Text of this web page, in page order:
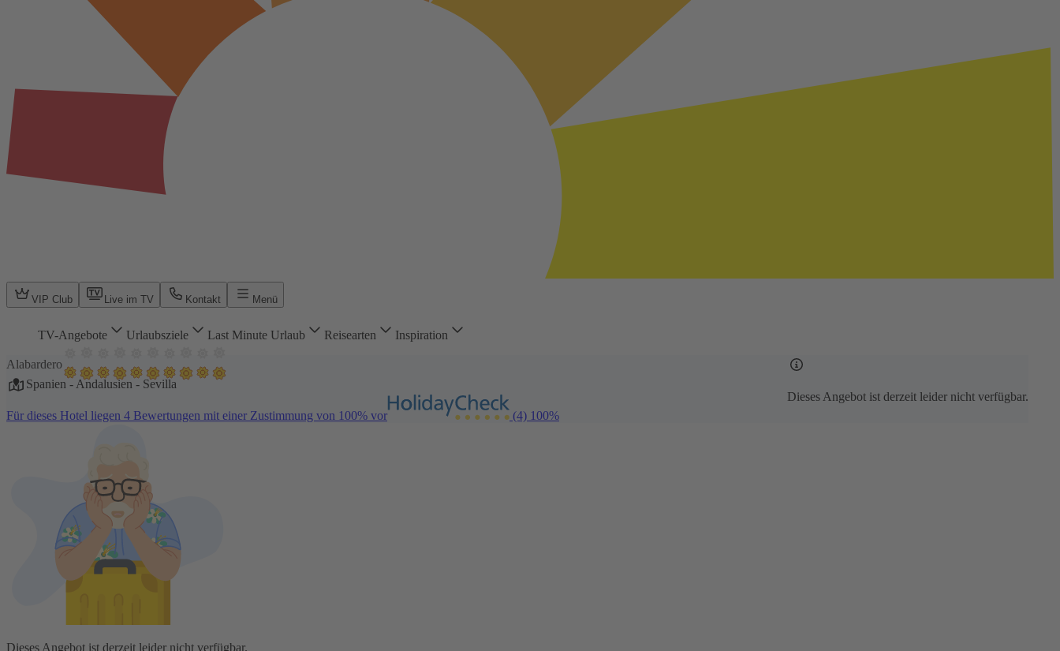
VIP Club Live im TV Kontakt Menü
TV-Angebote Urlaubsziele Last Minute Urlaub Reisearten Inspiration
Alabardero
Spanien - Andalusien - Sevilla
Für dieses Hotel liegen 4 Bewertungen mit einer Zustimmung von 100% vor (4) 100%
Dieses Angebot ist derzeit leider nicht verfügbar.
Dieses Angebot ist derzeit leider nicht verfügbar.